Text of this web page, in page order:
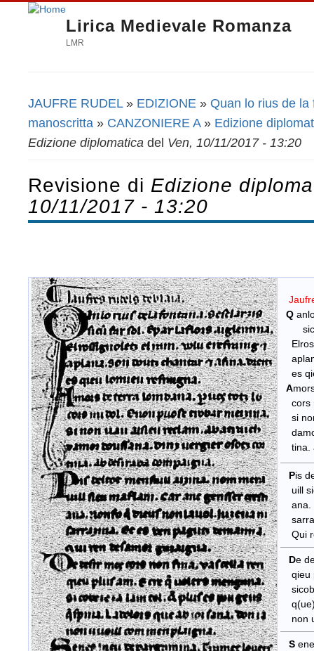
Lirica Medievale Romanza
LMR
Tu sei qui
JAUFRE RUDEL » EDIZIONE » Quan lo rius de la
manoscritta » CANZONIERE A» Edizione
Edizione diplomatica del Ven, 10/11/2017 - 13:20
Revisione di Edizione
10/11/2017 - 13:20
Q
es
A
cors
si
tina.
Pis
uill
ana.
Qui
De
qieu
non
S